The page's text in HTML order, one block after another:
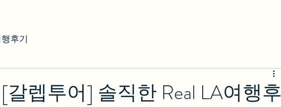
후기
렙투어] 솔직한 Real LA여행후